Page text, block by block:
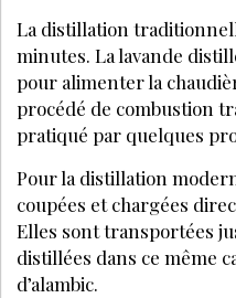
La distillation
minutes. La lavande
pour alimenter la
procédé de combustion
pratiqué par quelques
Pour la distillation
coupées et chargées
Elles sont transportées
distillées dans ce même
d’alambic.